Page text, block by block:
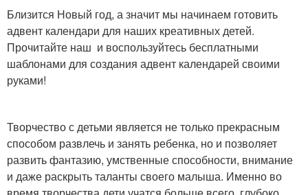
Близится Новый год, а значит мы начинаем готовить
адвент календари для наших креативных детей.
Прочитайте наш и воспользуйтесь бесплатными
шаблонами для создания адвент календарей своими
руками!
Творчество с детьми является не только прекрасным
способом развлечь и занять ребенка, но и позволяет
развить фантазию, умственные способности, внимание
и даже раскрыть таланты своего малыша. Именно во